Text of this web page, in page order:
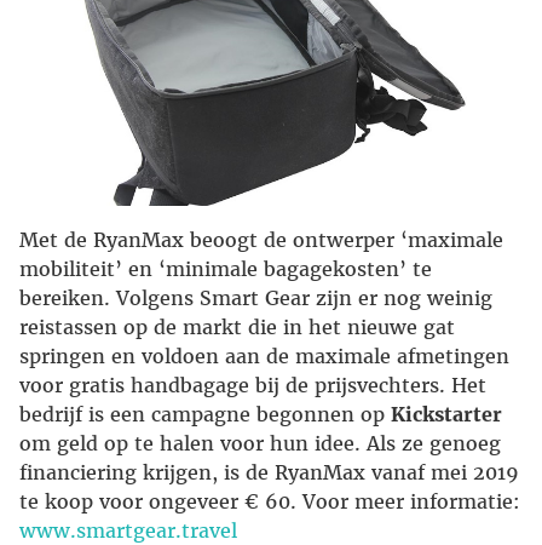
Met de RyanMax beoogt de ontwerper ‘maximale
mobiliteit’ en ‘minimale bagagekosten’ te
bereiken. Volgens Smart Gear zijn er nog weinig
reistassen op de markt die in het nieuwe gat
springen en voldoen aan de maximale afmetingen
voor gratis handbagage bij de prijsvechters. Het
bedrijf is een campagne begonnen op Kickstarter
om geld op te halen voor hun idee. Als ze genoeg
financiering krijgen, is de RyanMax vanaf mei 2019
te koop voor ongeveer € 60. Voor meer informatie:
www.smartgear.travel